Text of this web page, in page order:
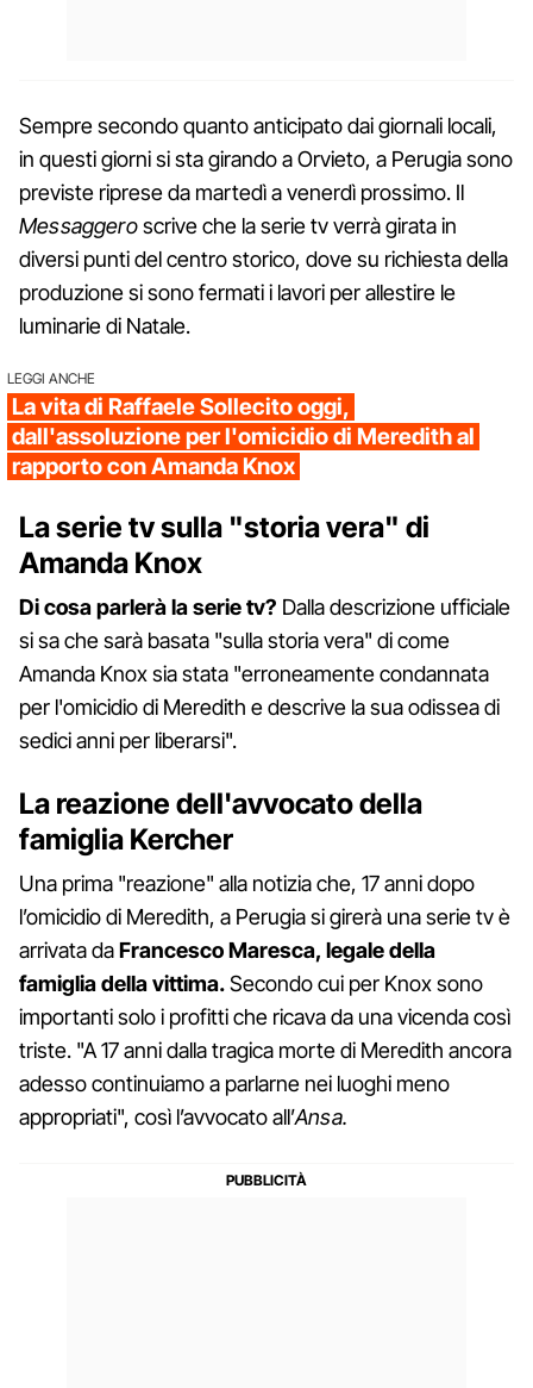
Sempre secondo quanto anticipato dai giornali locali,
in questi giorni si sta girando a Orvieto, a Perugia sono
previste riprese da martedì a venerdì prossimo. Il
Messaggeroscrive che la serie tv verrà girata in
diversi punti del centro storico, dove su richiesta della
produzione si sono fermati i lavori per allestire le
luminarie di Natale.
LEGGI ANCHE
La vita di Raffaele Sollecito oggi,
dall'assoluzione per l'omicidio di Meredith al
rapporto con Amanda Knox
La serie tv sulla "storia vera" di
Amanda Knox
Di cosa parlerà la serie tv? Dalla descrizione ufficiale
si sa che sarà basata "sulla storia vera" di come
Amanda Knox sia stata "erroneamente condannata
per l'omicidio di Meredith e descrive la sua odissea di
sedici anni per liberarsi".
La reazione dell'avvocato della
famiglia Kercher
Una prima "reazione" alla notizia che, 17 anni dopo
l’omicidio di Meredith, a Perugia si girerà una serie tv è
arrivata daFrancesco Maresca, legale della
famiglia della vittima.Secondo cui per Knox sono
importanti solo i profitti che ricava da una vicenda così
triste. "A 17 anni dalla tragica morte di Meredith ancora
adesso continuiamo a parlarne nei luoghi meno
appropriati", così l’avvocato all’Ansa.